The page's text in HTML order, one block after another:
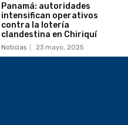
Panamá: autoridades
intensifican operativos
contra la lotería
clandestina en Chiriquí
Noticias 23 mayo, 2025